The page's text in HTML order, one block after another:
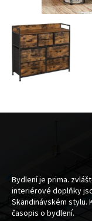
Bydlení je prima.
interiérové doplňky
Skandinávském stylu.
časopis o bydlení.